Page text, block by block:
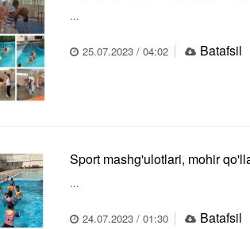
...
25.07.2023 / 04:02 Batafsil
Sport mashg'ulotlari, mohir
...
24.07.2023 / 01:30 Batafsil